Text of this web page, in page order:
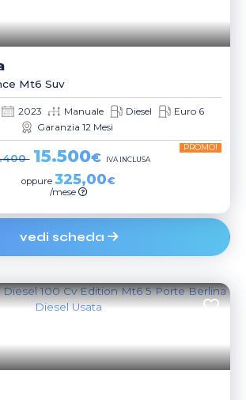
Mt6 Suv
2023 Manuale Diesel
Euro 6
Garanzia 12 Mesi
15.500€
PROMO!
IVA INCLUSA
oppure325,00€
/mese
vedi scheda